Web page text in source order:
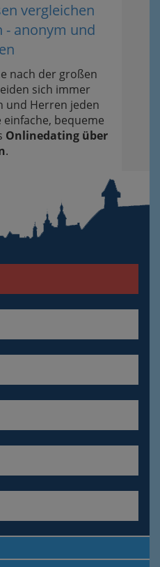
vergleichen
- anonym und
nach der großen
sich immer
und Herren jeden
bequeme
Onlinedating über
.